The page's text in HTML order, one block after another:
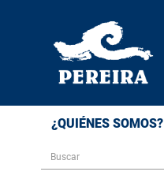
¿QUIÉNES SOMOS?